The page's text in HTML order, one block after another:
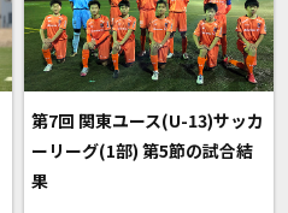
第7回 関東ユース(U-13)サッカ
ーリーグ(1部) 第5節の試合結
果